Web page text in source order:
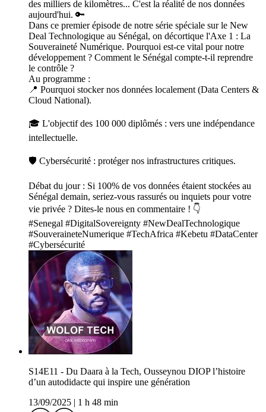
des milliers de kilomètres... C'est la réalité de nos données
aujourd'hui. 🔑
Dans ce premier épisode de notre série spéciale sur le New
Deal Technologique au Sénégal, on décortique l'Axe 1 : La
Souveraineté Numérique. Pourquoi est-ce vital pour notre
développement ? Comment le Sénégal compte-t-il reprendre
le contrôle ?
Au programme :
📍 Pourquoi stocker nos données localement (Data Centers &
Cloud National).
🎓 L'objectif des 100 000 diplômés : vers une indépendance
intellectuelle.
🛡️ Cybersécurité : protéger nos infrastructures critiques.
Débat du jour : Si 100% de vos données étaient stockées au
Sénégal demain, seriez-vous rassurés ou inquiets pour votre
vie privée ? Dites-le nous en commentaire ! 👇
#Senegal #DigitalSovereignty #NewDealTechnologique
#SouveraineteNumerique #TechAfrica #Kebetu #DataCenter
#Cybersécurité
S14E11 - Du Daara à la Tech, Ousseynou DIOP l’histoire
d’un autodidacte qui inspire une génération
13/09/2025
1 h 48 min